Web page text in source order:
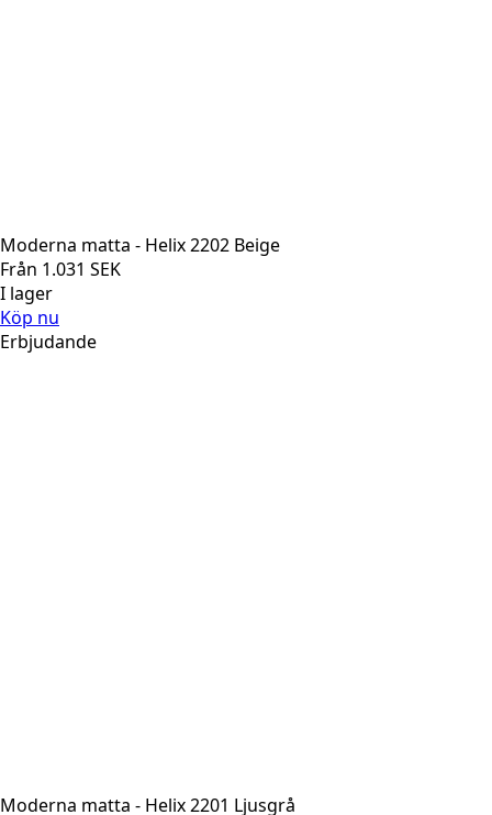
Moderna matta - Helix 2202 Beige
Från 1.031 SEK
I lager
Köp nu
Erbjudande
Moderna matta - Helix 2201 Ljusgrå